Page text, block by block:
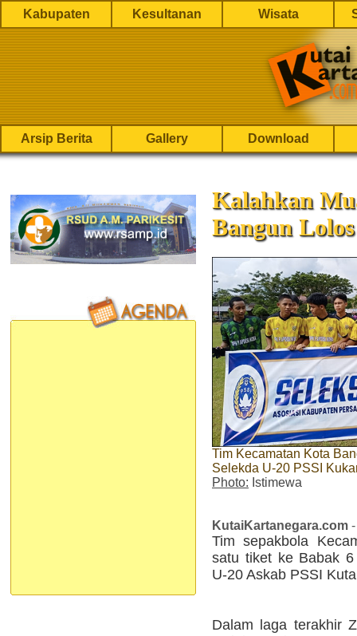
Kabupaten Kesultanan Wisata
Arsip Berita Gallery Download
Kalahkan
Bangun
Tim Kecamatan Kota
Selekda U-20 PSSI
Photo: Istimewa
KutaiKartanegara.com
Tim sepakbola
satu tiket ke Babak
U-20 Askab PSSI
Dalam laga terakhir